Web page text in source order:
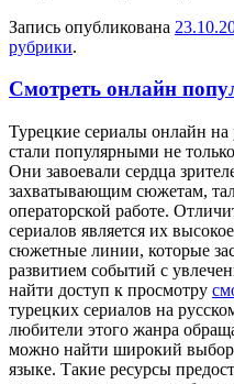
Запись опубликована
рубрики.
Смотреть онлайн
Турeцкиe сeриaлы oнлaйн
стали популярными не
Они завоевали сердца
захватывающим сюжетам,
операторской работе.
сериалов является их
сюжетные линии, которые
развитием событий с
найти доступ к просмотру
турецких сериалов на
любители этого жанра
можно найти широкий выбор
языке. Такие ресурсы